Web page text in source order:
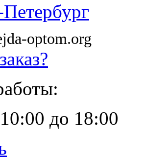
optom.org
до 18:00